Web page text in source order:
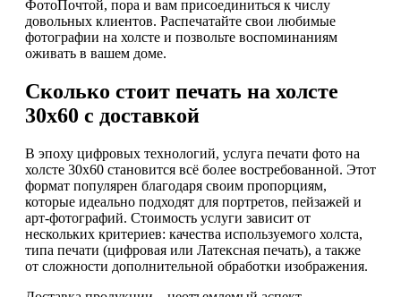
ФотоПочтой, пора и вам присоединиться к числу
довольных клиентов. Распечатайте свои любимые
фотографии на холсте и позвольте воспоминаниям
оживать в вашем доме.
Сколько стоит печать на холсте
30х60 с доставкой
В эпоху цифровых технологий, услуга печати фото на
холсте 30х60 становится всё более востребованной. Этот
формат популярен благодаря своим пропорциям,
которые идеально подходят для портретов, пейзажей и
арт-фотографий. Стоимость услуги зависит от
нескольких критериев: качества используемого холста,
типа печати (цифровая или Латексная печать), а также
от сложности дополнительной обработки изображения.